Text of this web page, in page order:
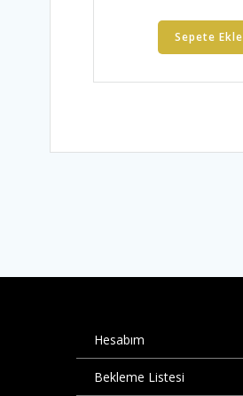
Sepete Ekle
Hesabım
Bekleme Listesi